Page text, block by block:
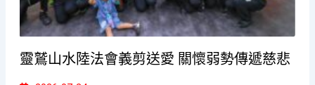
靈鷲山水陸法會義剪送愛 關懷弱勢傳遞慈悲